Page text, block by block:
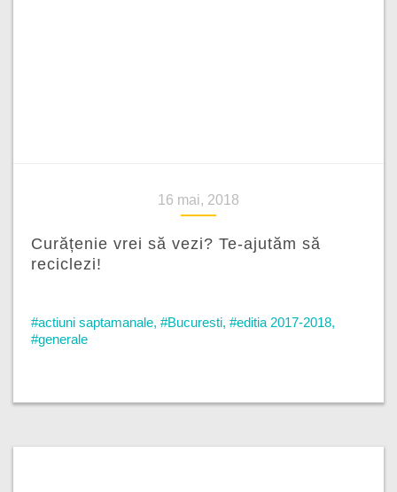
16 mai, 2018
Curățenie vrei să vezi? Te-ajutăm să
reciclezi!
#actiuni saptamanale, #Bucuresti, #editia 2017-2018,
#generale